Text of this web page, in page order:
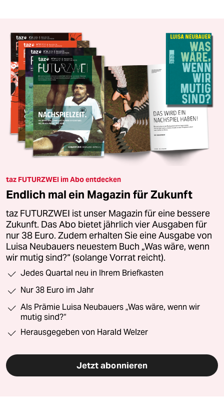
taz FUTURZWEI im Abo entdecken
Endlich mal ein Magazin für Zukunft
taz FUTURZWEI ist unser Magazin für eine bessere
Zukunft. Das Abo bietet jährlich vier Ausgaben für
nur 38 Euro. Zudem erhalten Sie eine Ausgabe von
Luisa Neubauers neuestem Buch „Was wäre, wenn
wir mutig sind?“ (solange Vorrat reicht).
Jedes Quartal neu in Ihrem Briefkasten
Nur 38 Euro im Jahr
Als Prämie Luisa Neubauers „Was wäre, wenn wir
mutig sind?“
Herausgegeben von Harald Welzer
Jetzt abonnieren